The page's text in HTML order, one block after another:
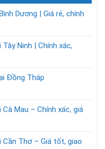
Dương | Giá rẻ, chính
Ninh | Chính xác,
Đồng Tháp
Mau – Chính xác, giá
Thơ – Giá tốt, giao